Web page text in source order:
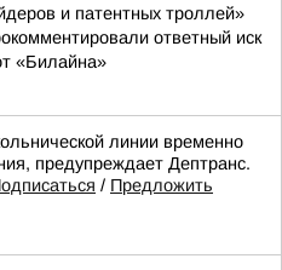
и патентных троллей»
ответный иск
«Билайна»
линии временно
предупреждает Дептранс.
/ Предложить